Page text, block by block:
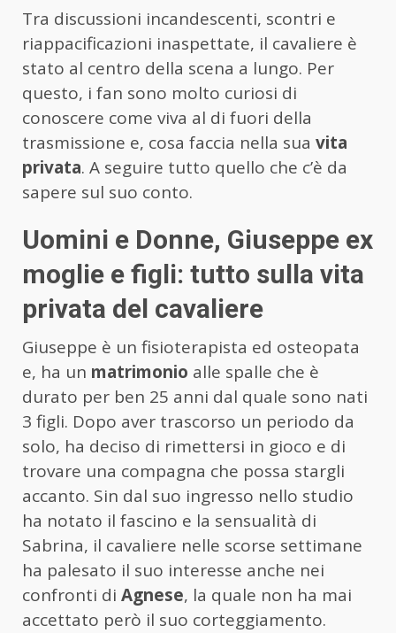
Tra discussioni incandescenti, scontri e
riappacificazioni inaspettate, il cavaliere è
stato al centro della scena a lungo. Per
questo, i fan sono molto curiosi di
conoscere come viva al di fuori della
trasmissione e, cosa faccia nella sua vita
privata. A seguire tutto quello che c’è da
sapere sul suo conto.
Uomini e Donne, Giuseppe ex
moglie e figli: tutto sulla vita
privata del cavaliere
Giuseppe è un fisioterapista ed osteopata
e, ha un matrimonio alle spalle che è
durato per ben 25 anni dal quale sono nati
3 figli. Dopo aver trascorso un periodo da
solo, ha deciso di rimettersi in gioco e di
trovare una compagna che possa stargli
accanto. Sin dal suo ingresso nello studio
ha notato il fascino e la sensualità di
Sabrina, il cavaliere nelle scorse settimane
ha palesato il suo interesse anche nei
confronti di Agnese, la quale non ha mai
accettato però il suo corteggiamento.